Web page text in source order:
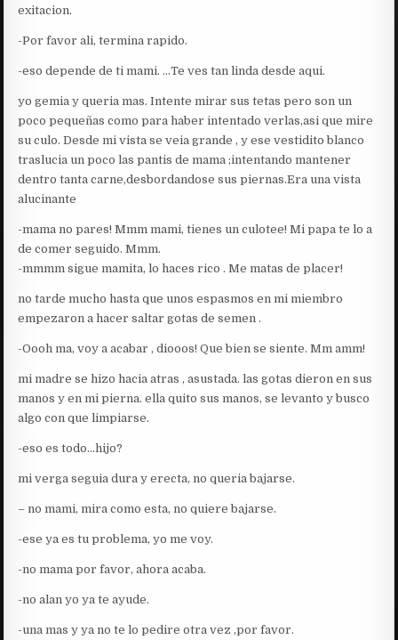
exitacion.
-Por favor ali, termina rapido.
-eso depende de ti mami. …Te ves tan linda desde aqui.
yo gemia y queria mas. Intente mirar sus tetas pero son un
poco pequeñas como para haber intentado verlas,asi que mire
su culo. Desde mi vista se veia grande , y ese vestidito blanco
traslucia un poco las pantis de mama ;intentando mantener
dentro tanta carne,desbordandose sus piernas.Era una vista
alucinante
-mama no pares! Mmm mami, tienes un culotee! Mi papa te lo a
de comer seguido. Mmm.
-mmmm sigue mamita, lo haces rico . Me matas de placer!
no tarde mucho hasta que unos espasmos en mi miembro
empezaron a hacer saltar gotas de semen .
-Oooh ma, voy a acabar , diooos! Que bien se siente. Mm amm!
mi madre se hizo hacia atras , asustada. las gotas dieron en sus
manos y en mi pierna. ella quito sus manos, se levanto y busco
algo con que limpiarse.
-eso es todo…hijo?
mi verga seguia dura y erecta, no queria bajarse.
– no mami, mira como esta, no quiere bajarse.
-ese ya es tu problema, yo me voy.
-no mama por favor, ahora acaba.
-no alan yo ya te ayude.
-una mas y ya no te lo pedire otra vez ,por favor.